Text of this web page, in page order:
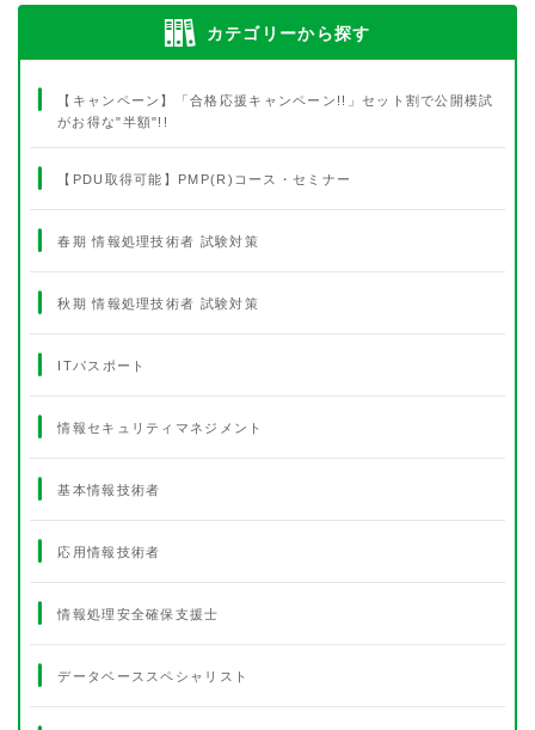
カテゴリーから探す
【キャンペーン】「合格応援キャンペーン!!」セット割で公開模試
がお得な"半額"!!
【PDU取得可能】PMP(R)コース・セミナー
春期 情報処理技術者 試験対策
秋期 情報処理技術者 試験対策
ITパスポート
情報セキュリティマネジメント
基本情報技術者
応用情報技術者
情報処理安全確保支援士
データベーススペシャリスト